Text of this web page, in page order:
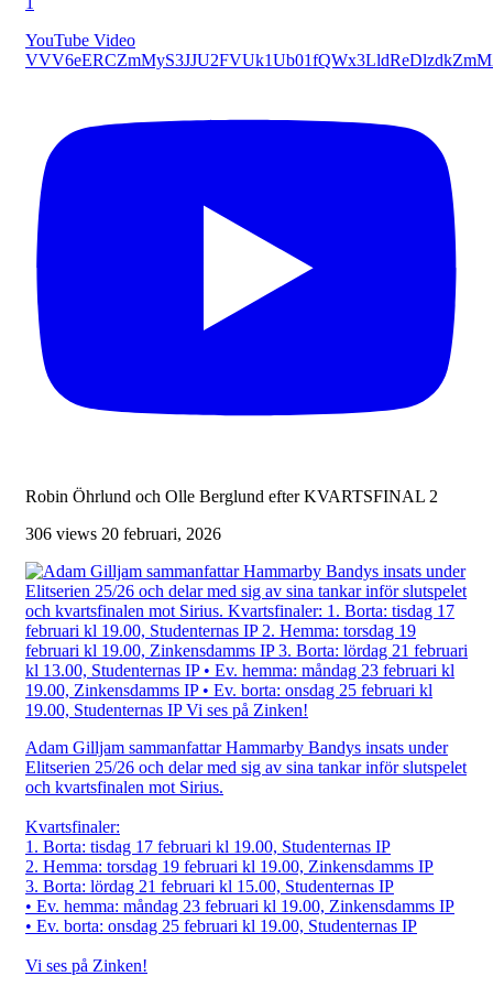
YouTube Video
Robin Öhrlund och Olle Berglund efter KVARTSFINAL 2
306 views 20 februari, 2026
Adam Gilljam sammanfattar Hammarby Bandys insats under
Elitserien 25/26 och delar med sig av sina tankar inför slutspelet
och kvartsfinalen mot Sirius.
Kvartsfinaler:
1. Borta: tisdag 17 februari kl 19.00, Studenternas IP
2. Hemma: torsdag 19 februari kl 19.00, Zinkensdamms IP
3. Borta: lördag 21 februari kl 15.00, Studenternas IP
• Ev. hemma: måndag 23 februari kl 19.00, Zinkensdamms IP
• Ev. borta: onsdag 25 februari kl 19.00, Studenternas IP
Vi ses på Zinken!